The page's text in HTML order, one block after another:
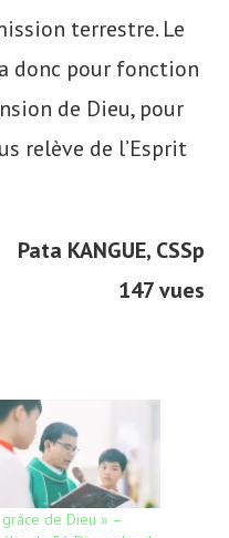
terrestre. Le
donc pour fonction
de Dieu, pour
relève de l’Esprit
Pata KANGUE, CSSp
147 vues
de Dieu » –